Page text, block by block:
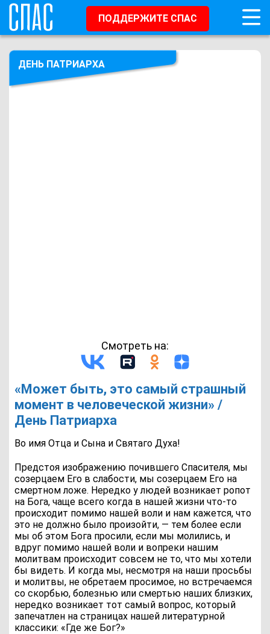
ПОДДЕРЖИТЕ СПАС
ДЕНЬ ПАТРИАРХА
Смотреть на:
«Может быть, это самый страшный
момент в человеческой жизни» /
День Патриарха
Во имя Отца и Сына и Святаго Духа!
Предстоя изображению почившего Спасителя, мы
созерцаем Его в слабости, мы созерцаем Его на
смертном ложе. Нередко у людей возникает ропот
на Бога, чаще всего когда в нашей жизни что-то
происходит помимо нашей воли и нам кажется, что
это не должно было произойти, — тем более если
мы об этом Бога просили, если мы молились, и
вдруг помимо нашей воли и вопреки нашим
молитвам происходит совсем не то, что мы хотели
бы видеть. И когда мы, несмотря на наши просьбы
и молитвы, не обретаем просимое, но встречаемся
со скорбью, болезнью или смертью наших близких,
нередко возникает тот самый вопрос, который
запечатлен на страницах нашей литературной
классики: «Где же Бог?»